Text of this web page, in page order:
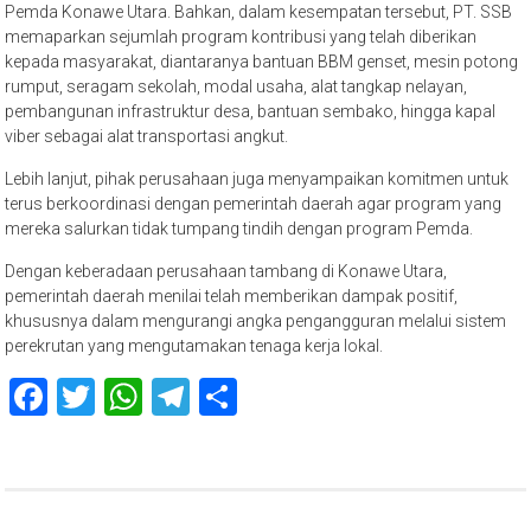
Pemda Konawe Utara. Bahkan, dalam kesempatan tersebut, PT. SSB
memaparkan sejumlah program kontribusi yang telah diberikan
kepada masyarakat, diantaranya bantuan BBM genset, mesin potong
rumput, seragam sekolah, modal usaha, alat tangkap nelayan,
pembangunan infrastruktur desa, bantuan sembako, hingga kapal
viber sebagai alat transportasi angkut.
Lebih lanjut, pihak perusahaan juga menyampaikan komitmen untuk
terus berkoordinasi dengan pemerintah daerah agar program yang
mereka salurkan tidak tumpang tindih dengan program Pemda.
Dengan keberadaan perusahaan tambang di Konawe Utara,
pemerintah daerah menilai telah memberikan dampak positif,
khususnya dalam mengurangi angka pengangguran melalui sistem
perekrutan yang mengutamakan tenaga kerja lokal.
Facebook
Twitter
WhatsApp
Telegram